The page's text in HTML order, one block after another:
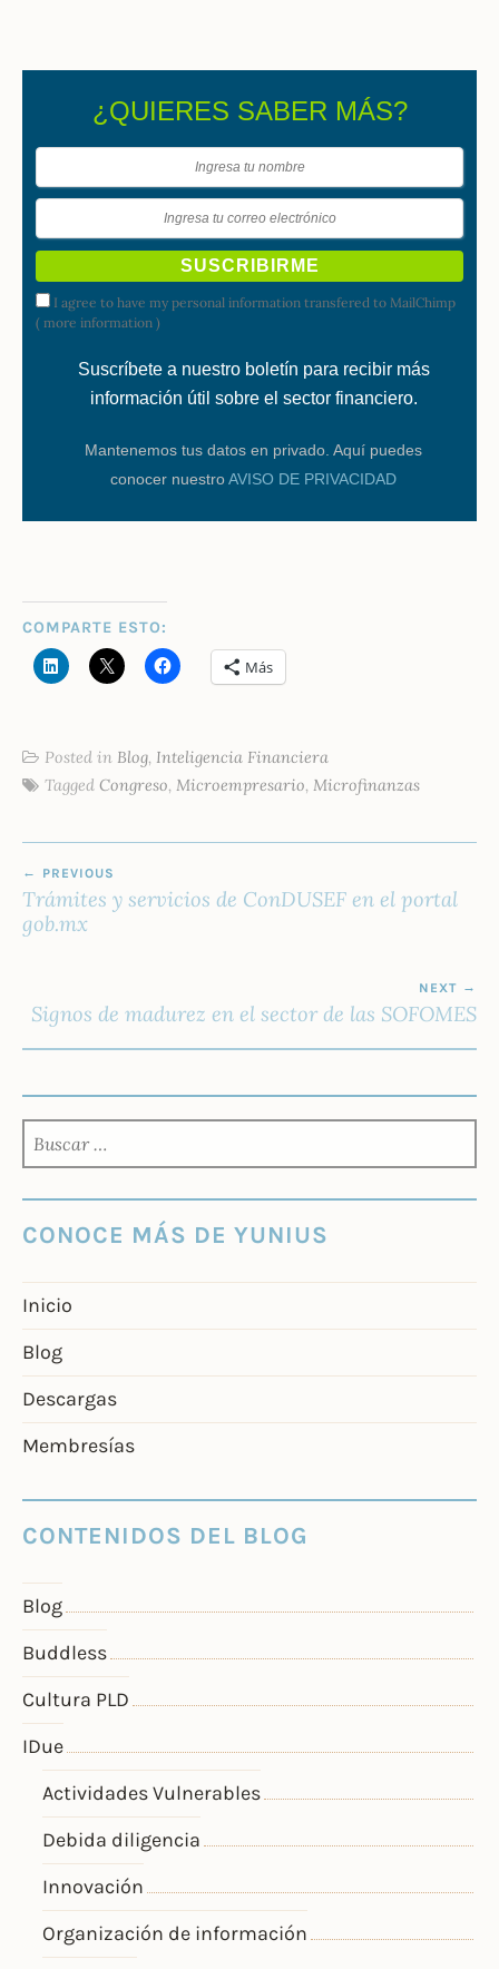
¿QUIERES SABER MÁS?
I agree to have my personal information transfered to MailChimp
(more information )
Suscríbete a nuestro boletín para recibir más
información útil sobre el sector financiero.
Mantenemos tus datos en privado. Aquí puedes
conocer nuestroAVISO DE PRIVACIDAD
COMPARTE ESTO:
Más
Posted in Blog, Inteligencia Financiera
Tagged Congreso, Microempresario, Microfinanzas
DE
ENTRADAS
PREVIOUS
Trámites y servicios de ConDUSEF en el portal
gob.mx
NEXT
Signos de madurez en el sector de las SOFOMES
CONOCE MÁS DE YUNIUS
Inicio
Blog
Descargas
Membresías
CONTENIDOS DEL BLOG
Blog
Buddless
Cultura PLD
IDue
Actividades Vulnerables
Debida diligencia
Innovación
Organización de información